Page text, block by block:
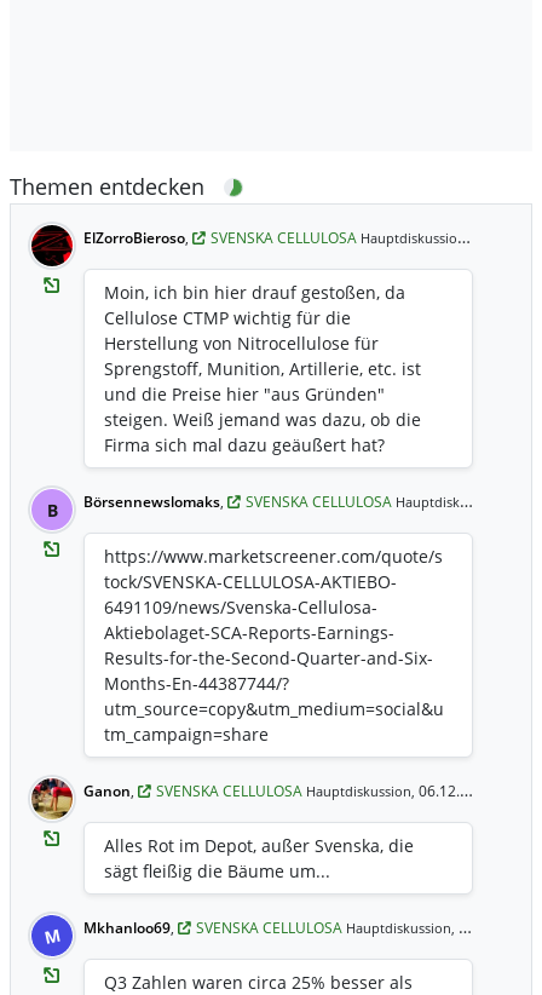
Themen entdecken
ElZorroBieroso, SVENSKA CELLULOSA Hauptdiskussion,
Moin, ich bin hier drauf gestoßen, da
Cellulose CTMP wichtig für die
Herstellung von Nitrocellulose für
Sprengstoff, Munition, Artillerie, etc. ist
und die Preise hier "aus Gründen"
steigen. Weiß jemand was dazu, ob die
Firma sich mal dazu geäußert hat?
B Börsennewslomaks, SVENSKA CELLULOSA Hauptdiskussion,
https://www.marketscreener.com/quote/s
tock/SVENSKA-CELLULOSA-AKTIEBO-
6491109/news/Svenska-Cellulosa-
Aktiebolaget-SCA-Reports-Earnings-
Results-for-the-Second-Quarter-and-Six-
Months-En-44387744/?
utm_source=copy&utm_medium=social&u
tm_campaign=share
Ganon, SVENSKA CELLULOSA Hauptdiskussion, 06.12.2021 14:36 Uhr
Alles Rot im Depot, außer Svenska, die
sägt fleißig die Bäume um...
M Mkhanloo69, SVENSKA CELLULOSA Hauptdiskussion,
Q3 Zahlen waren circa 25% besser als